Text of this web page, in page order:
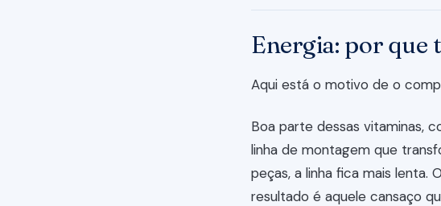
Energia: por que
Aqui está o motivo de o
Boa parte dessas vitaminas,
linha de montagem que
peças, a linha fica mais
resultado é aquele cansaço